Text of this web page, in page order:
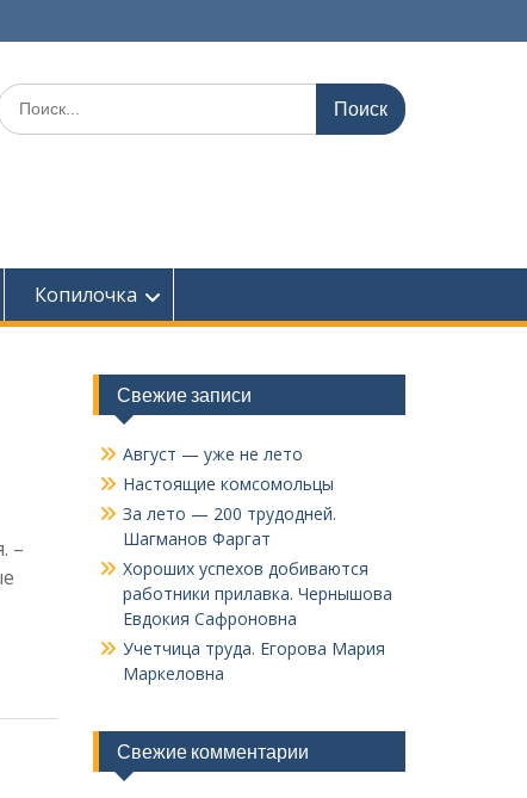
Поиск
Копилочка
–
Свежие записи
Август — уже не лето
Настоящие комсомольцы
За лето — 200 трудодней.
Шагманов Фаргат
Хороших успехов добиваются
работники прилавка. Чер­нышова
Евдокия Сафроновна
Учетчица труда. Его­рова Мария
Маркеловна
Свежие комментарии